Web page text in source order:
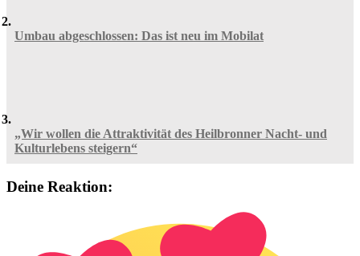
Umbau abgeschlossen: Das ist neu im Mobilat
„Wir wollen die Attraktivität des Heilbronner Nacht- und
Kulturlebens steigern“
Deine Reaktion: